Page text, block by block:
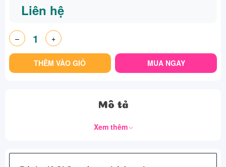
Liên hệ
– +
THÊM VÀO GIỎ MUA NGAY
Mô tả
Xem thêm